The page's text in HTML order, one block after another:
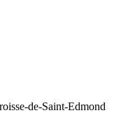
de-Saint-Edmond